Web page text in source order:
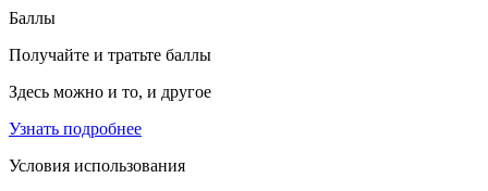
Баллы
Получайте и тратьте баллы
Здесь можно и то, и другое
Узнать подробнее
Условия использования